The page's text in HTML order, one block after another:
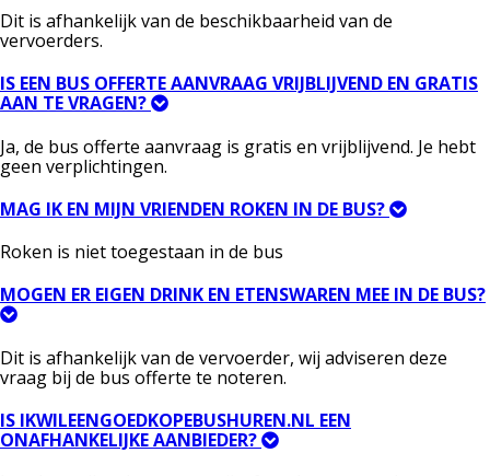
Dit is afhankelijk van de beschikbaarheid van de
vervoerders.
IS EEN BUS OFFERTE AANVRAAG VRIJBLIJVEND EN GRATIS
AAN TE VRAGEN?
Ja, de bus offerte aanvraag is gratis en vrijblijvend. Je hebt
geen verplichtingen.
MAG IK EN MIJN VRIENDEN ROKEN IN DE BUS?
Roken is niet toegestaan in de bus
MOGEN ER EIGEN DRINK EN ETENSWAREN MEE IN DE BUS?
Dit is afhankelijk van de vervoerder, wij adviseren deze
vraag bij de bus offerte te noteren.
IS IKWILEENGOEDKOPEBUSHUREN.NL EEN
ONAFHANKELIJKE AANBIEDER?